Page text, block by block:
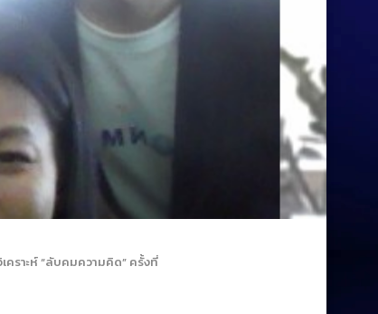
ราะห์ “ลับคมความคิด” ครั้งที่